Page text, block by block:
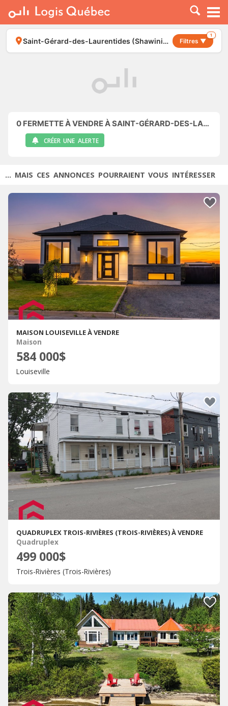
À LOUER
À VENDRE
PLACER UNE ANNONCE
Saint-Gérard-des-Laurentides (Shawinigan) Filtres ▼
1
0 FERMETTE À VENDRE À SAINT-GÉRARD-DES-LAURENTIDES (SHAWINIGAN)
CRÉER UNE ALERTE
... MAIS CES ANNONCES POURRAIENT VOUS INTÉRESSER
MAISON LOUISEVILLE À VENDRE
Maison
584 000$
Louiseville
QUADRUPLEX TROIS-RIVIÈRES (TROIS-RIVIÈRES) À VENDRE
Quadruplex
499 000$
Trois-Rivières (Trois-Rivières)